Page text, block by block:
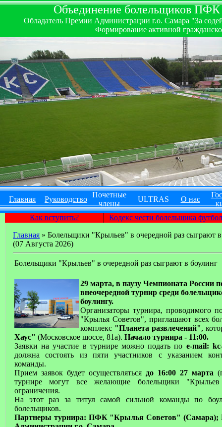
Объединение болельщиков
Обладатель Премии Администрации г.о. Самара "За
Формирование активной
Главная Руководство
Почетные
члены
ULTRAS О нас
Как вступить?
Кодекс чести болельщика
Главная » Болельщики "Крыльев" в очередной раз сыграют
(07 Августа 2026)
Болельщики "Крыльев" в очередной раз сыграют в боулинг
29 марта, в паузу Чемпионата России
внеочередной турнир среди
боулингу.
Организаторы турнира, проводимого
"Крылья Советов", приглашают всех
комплекс "Планета развлечений",
Хаус" (Московское шоссе, 81а). Начало турнира - 11:00.
Заявки на участие в турнире можно подать по e-mail:
должна состоять из пяти участников с указанием
команды.
Прием заявок будет осуществляться до 16:00 27 марта
турнире могут все желающие болельщики "Крыльев
ограничения.
На этот раз за титул самой сильной команды по
болельщиков.
Партнеры турнира: ПФК "Крылья Советов" (Самара);